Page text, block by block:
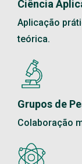
Ciência
Aplicação
teórica.
Grupos de
Colaboração